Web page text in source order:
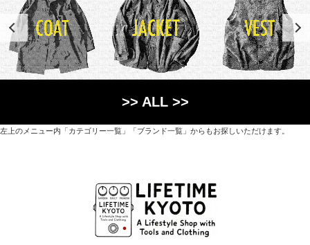
>> ALL >>
左上のメニュー内「カテゴリー一覧」「ブランド一覧」からもお探しいただけます。
オリジナルを含むファッションアイテムが中心の
京都・紫野にあるライフスタイルショップです。
京都府京都市北区紫野上築山町21（1階と2階）